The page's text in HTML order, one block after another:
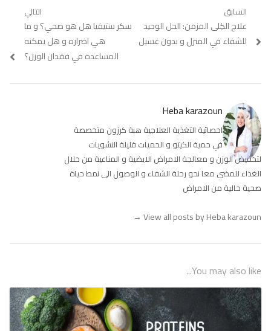
تصفّح
المقالات
السابق
Previous
post:
علاج الكِلى المزمن: الحل الوحيد
للشفاء في المنزل و بدون غسيل
التالي
Next
سكر ستيفيا هل هو صحي؟ و ما
هي اضراره و هل يمكنه
المساعدة في فقدان الوزن؟
Heba karazoun
اخصائية التغذية العلاجية هبة كرزون متخصصة
في حمية الكيتو و الحميات قليلة النشويات
لتخفيض الوزن و معالجة الامراض الايضية و المناعية من خلال
الغذاء للمضي معا نحو رحلة الشفاء و الوصول الى نمط حياة
صحية خالية من الامراض
View all posts by Heba karazoun
→
You may also like...